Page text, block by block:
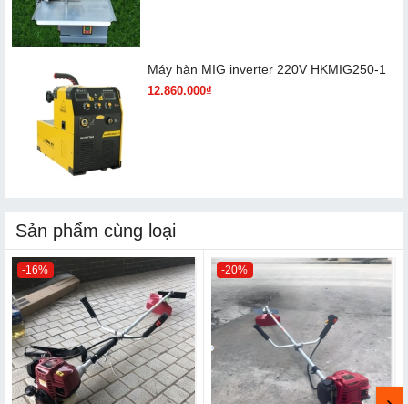
Máy hàn MIG inverter 220V HKMIG250-1
12.860.000₫
Sản phẩm cùng loại
-16% -20%